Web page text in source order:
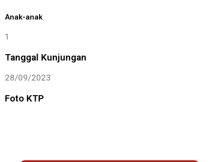
Anak-anak
1
Tanggal Kunjungan
28/09/2023
Foto KTP